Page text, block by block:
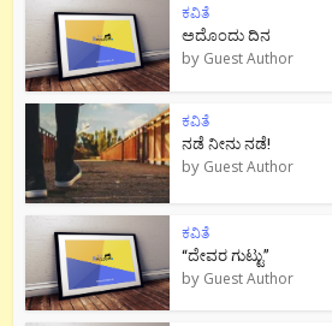
ಕವಿತೆ
ಅದೊಂದು ದಿನ
by Guest Author
ಕವಿತೆ
ನಡೆ ನೀನು‌ ನಡೆ!
by Guest Author
ಕವಿತೆ
“ದೇವರ ಗುಟ್ಟು”
by Guest Author